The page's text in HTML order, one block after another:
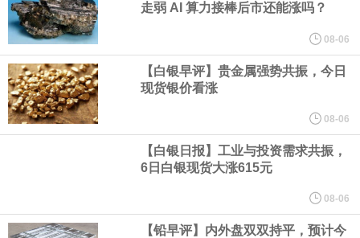
周四，亚洲科技股下跌，跟随隔夜交易中回调的美国同行，凸显了
全球科技股波动性的加剧。 日本市场中，软银股价收盘下跌4.4%，
芯片设备制造商东京电子股价下跌近6%，日本存储芯片制造商铠侠
股价下跌超过10%。
WPP股价料创1992年以来最大单日涨幅，上涨25%至11个月高位。
谷歌规划的印度数据中心枢纽建设工作正在如火如荼推进，项目所
走弱 AI 算力接棒后市还能涨吗？
08-06
【白银早评】贵金属强势共振，今日
现货银价看涨
08-06
【白银日报】工业与投资需求共振，
6日白银现货大涨615元
08-06
【铅早评】内外盘双双持平，预计今